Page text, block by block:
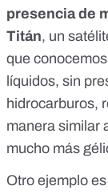
presencia de
Titán, un
que
líquidos, sin
hidrocarburos,
manera similar
mucho más
Otro ejemplo